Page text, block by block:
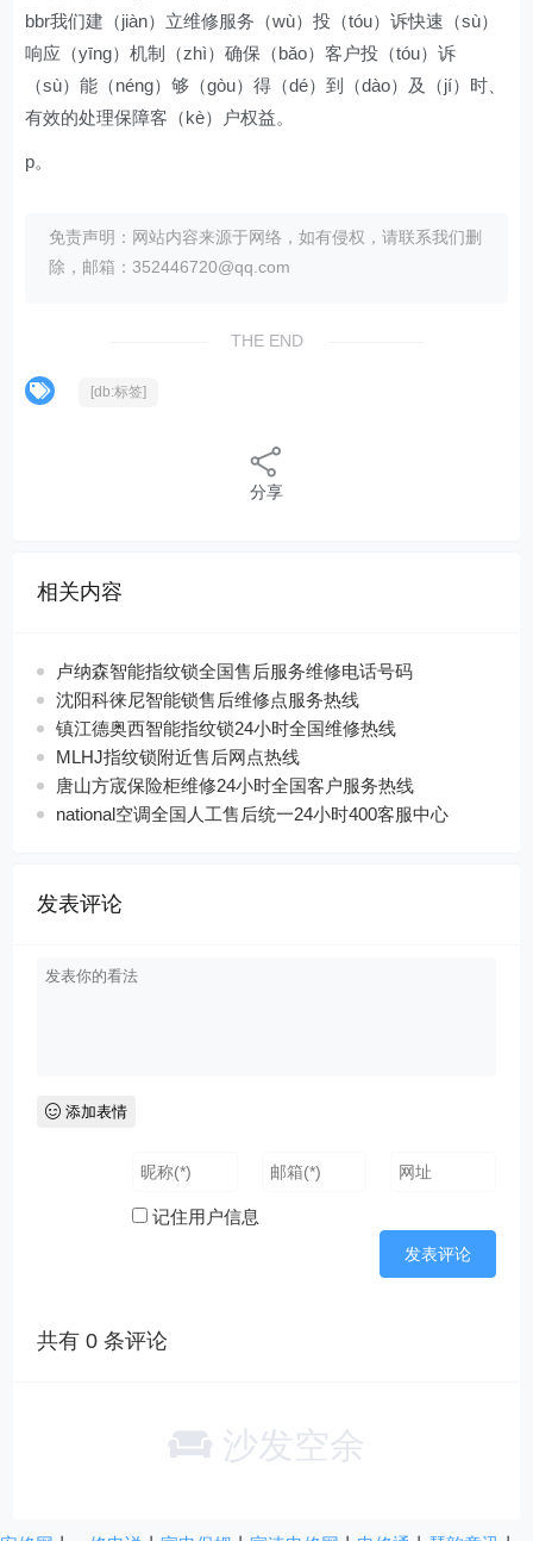
bbr我们建（jiàn）立维修服务（wù）投（tóu）诉快速（sù）
响应（yīng）机制（zhì）确保（bǎo）客户投（tóu）诉
（sù）能（néng）够（gòu）得（dé）到（dào）及（jí）时、
有效的处理保障客（kè）户权益。
p。
免责声明：网站内容来源于网络，如有侵权，请联系我们删
除，邮箱：352446720@qq.com
THE END
[db:标签]
分享
相关内容
卢纳森智能指纹锁全国售后服务维修电话号码
沈阳科徕尼智能锁售后维修点服务热线
镇江德奥西智能指纹锁24小时全国维修热线
MLHJ指纹锁附近售后网点热线
唐山方宬保险柜维修24小时全国客户服务热线
national空调全国人工售后统一24小时400客服中心
发表评论
添加表情
记住用户信息
共有0 条评论
沙发空余